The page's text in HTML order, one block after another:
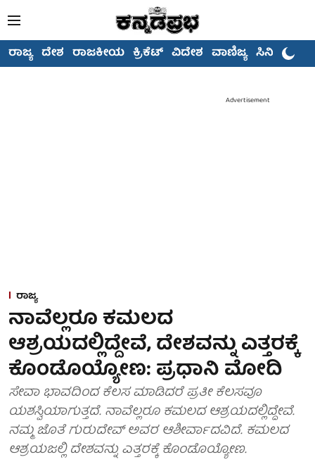
ರಾಜ್ಯ ದೇಶ ರಾಜಕೀಯ ಕ್ರಿಕೆಟ್ ವಿದೇಶ ವಾಣಿಜ್ಯ ಸಿನಿಮಾ
Advertisement
ರಾಜ್ಯ
ನಾವೆಲ್ಲರೂ ಕಮಲದ
ಆಶ್ರಯದಲ್ಲಿದ್ದೇವೆ, ದೇಶವನ್ನು ಎತ್ತರಕ್ಕೆ
ಕೊಂಡೊಯ್ಯೋಣ: ಪ್ರಧಾನಿ ಮೋದಿ
ಸೇವಾ ಭಾವದಿಂದ ಕೆಲಸ ಮಾಡಿದರೆ ಪ್ರತೀ ಕೆಲಸವೂ
ಯಶಸ್ವಿಯಾಗುತ್ತದೆ. ನಾವೆಲ್ಲರೂ ಕಮಲದ ಆಶ್ರಯದಲ್ಲಿದ್ದೇವೆ.
ನಮ್ಮ ಜೊತೆ ಗುರುದೇವ್ ಅವರ ಆಶೀರ್ವಾದವಿದೆ. ಕಮಲದ
ಆಶ್ರಯಜಲ್ಲಿ ದೇಶವನ್ನು ಎತ್ತರಕ್ಕೆ ಕೊಂಡೊಯ್ಯೋಣ.